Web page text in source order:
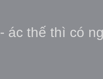
- ác thế thì có